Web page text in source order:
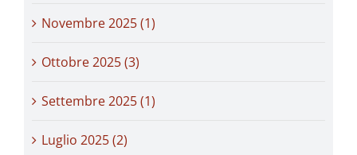
Novembre 2025 (1)
Ottobre 2025 (3)
Settembre 2025 (1)
Luglio 2025 (2)